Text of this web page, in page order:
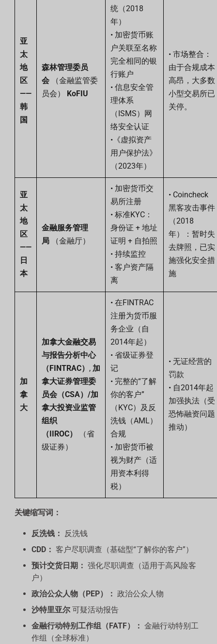
亚
太
地
区
——
韩
国
森林管理委员
会 （金融监管委
员会）
KoFIU
统（2018
年）
• 加密货币账
户关联至名称
完全相同的银
行账户
• 信息安全管
理体系
（ISMS）网
络安全认证
•《虚拟资产
用户保护法》
（2023年）
• 市场整合：
由于合规成本
高昂，大多数
小型交易所已
关停。
亚
太
地
区
——
日
本
金融服务管理
局 （金融厅）
• 加密货币交
易所注册
• 标准KYC：
身份证 + 地址
证明 + 自拍照
• 持续监控
• 客户资产隔
离
• Coincheck
黑客攻击事件
（2018
年）：暂时失
去牌照，已实
施强化安全措
施
加
拿
大
加拿大金融交易
与报告分析中心
（FINTRAC） , 加
拿大证券管理委
员会（CSA）/加
拿大投资业监管
组织
（IIROC）
（省
级证券）
• 在FINTRAC
注册为货币服
务企业（自
2014年起）
• 省级证券登
记
• 完整的“了解
你的客户”
（KYC）及反
洗钱（AML）
合规
• 加密货币被
视为财产（适
用资本利得
税）
• 无证经营的
罚款
• 自2014年起
加强执法（受
恐怖融资问题
推动）
关键缩写词：
反洗钱：
反洗钱
CDD： 客户尽职调查（基础型“了解你的客户”）
预计交货日期： 强化尽职调查（适用于高风险客
户）
政治公众人物（PEP）： 政治公众人物
沙特里亚尔 可疑活动报告
金融行动特别工作组（FATF）： 金融行动特别工
作组（全球标准）